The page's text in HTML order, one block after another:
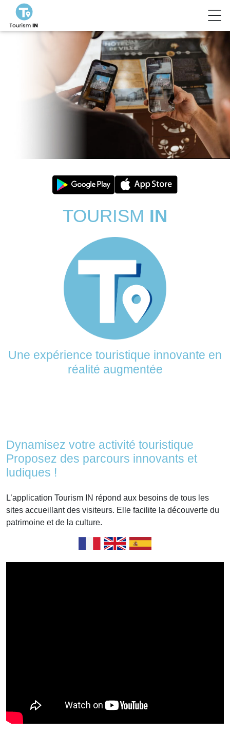
TOURISM IN
Une expérience touristique innovante en
réalité augmentée
Dynamisez votre activité touristique
Proposez des parcours innovants et
ludiques !
L’application Tourism IN répond aux besoins de tous les
sites accueillant des visiteurs. Elle facilite la découverte du
patrimoine et de la culture.